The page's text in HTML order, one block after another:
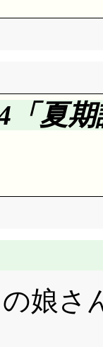
所以
義と
みの
知り
決し
いの,
くも
があ
んで
えた
んで
てる
の本
いた
いる
いる
の時
の始ま
ナル
てい
けれ
, 万
る九
いる
うな
取り
受け
感じ
先は,
は地
前回
が早
たる
と一
えま
イフ
いる
「夏
回
ギち
で攻
娘さ